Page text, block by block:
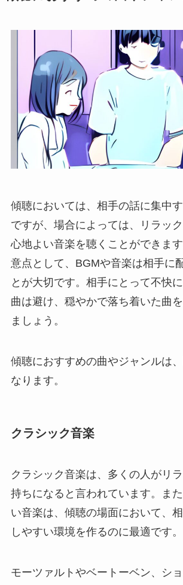
傾聴においては、相手の話に集中
ですが、場合によっては、リラッ
心地よい音楽を聴くことができま
意点として、BGMや音楽は相手に
とが大切です。相手にとって不快
曲は避け、穏やかで落ち着いた曲
ましょう。
傾聴におすすめの曲やジャンルは
なります。
クラシック音楽
クラシック音楽は、多くの人がリ
持ちになると言われています。ま
い音楽は、傾聴の場面において、
しやすい環境を作るのに最適です。
モーツァルトやベートーベン、シ